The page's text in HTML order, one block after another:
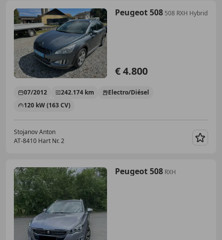
Peugeot 508 508 RXH Hybrid
€ 4.800
07/2012 242.174 km
Electro/Diésel
120 kW (163 CV)
Stojanov Anton
AT-8410 Hart Nr. 2
Peugeot 508 RXH